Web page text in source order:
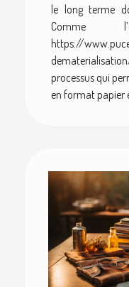
le long terme
Comme
https://
processus qui
en format papier